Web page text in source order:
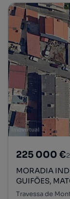
225 000 €
MORADIA
GUIFÕES,